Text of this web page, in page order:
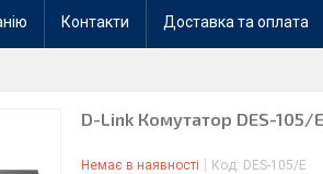
Контакти Доставка та оплата
D-Link Комутатор DES-105/
Немає в наявності Код: DES-105/E